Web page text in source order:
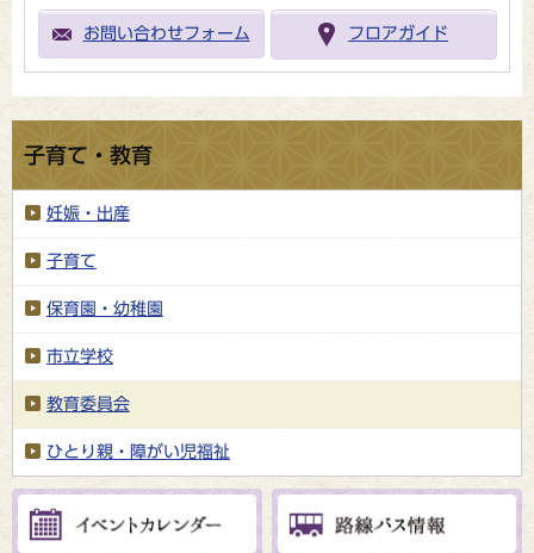
お問い合わせフォーム フロアガイド
子育て・教育
妊娠・出産
子育て
保育園・幼稚園
市立学校
教育委員会
ひとり親・障がい児福祉